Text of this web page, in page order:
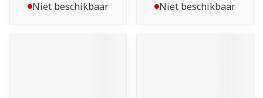
Niet beschikbaar Niet beschikbaar